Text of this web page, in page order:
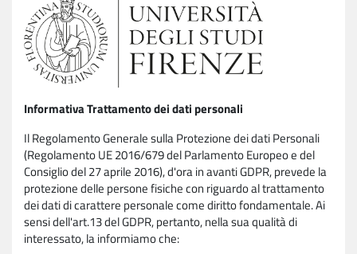
Informativa Trattamento dei dati personali
Il Regolamento Generale sulla Protezione dei dati Personali
(Regolamento UE 2016/679 del Parlamento Europeo e del
Consiglio del 27 aprile 2016), d'ora in avanti GDPR, prevede la
protezione delle persone fisiche con riguardo al trattamento
dei dati di carattere personale come diritto fondamentale. Ai
sensi dell'art.13 del GDPR, pertanto, nella sua qualità di
interessato, la informiamo che: